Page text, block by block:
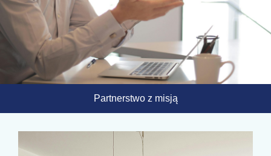
Partnerstwo z misją